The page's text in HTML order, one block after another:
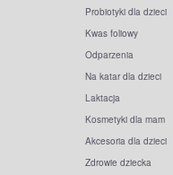
Probiotyki dla dzieci
Kwas foliowy
Odparzenia
Na katar dla dzieci
Laktacja
Kosmetyki dla mam
Akcesoria dla dzieci
Zdrowie dziecka